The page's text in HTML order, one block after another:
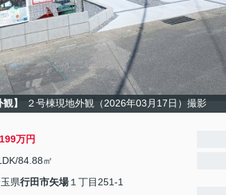
観】 ２号棟現地外観（2026年03月17日）撮影
万円
84.88㎡
県行田市矢場１丁目251-1